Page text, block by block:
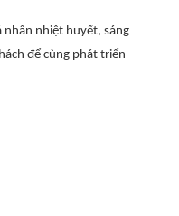
nhân nhiệt huyết, sáng
để cùng phát triển